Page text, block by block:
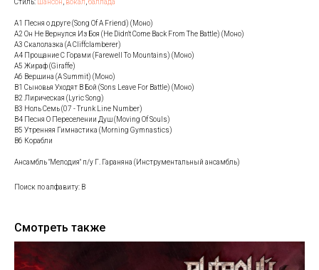
Стиль:
Шансон вокал баллада
A1 Песня о друге (Song Of A Friend) (Моно)
A2 Он Не Вернулся Из Боя (He Didn't Come Back From The Battle) (Моно)
A3 Скалолазка (A Cliffclamberer)
A4 Прощание С Горами (Farewell To Mountains) (Моно)
A5 Жираф (Giraffe)
A6 Вершина (A Summit) (Моно)
B1 Сыновья Уходят В Бой (Sons Leave For Battle) (Моно)
B2 Лирическая (Lyric Song)
B3 Ноль Семь (07 - Trunk Line Number)
B4 Песня О Переселении Душ (Moving Of Souls)
B5 Утренняя Гимнастика (Morning Gymnastics)
B6 Корабли
Ансамбль "Мелодия" п/у Г. Гараняна (Инструментальный ансамбль)
Поиск по алфавиту: В
Смотреть также